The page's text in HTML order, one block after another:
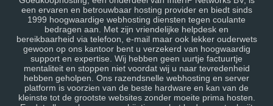
een ervaren en betrouwbaar hosting provider en biedt sinds
1999 hoogwaardige webhosting diensten tegen coulante
bedragen aan. Met zijn vriendelijke helpdesk en
bereikbaarheid via telefoon, e-mail maar ook lekker ouderwets
gewoon op ons kantoor bent u verzekerd van hoogwaardig
support en expertise. Wij hebben geen uurtje factuurtje
mentaliteit en stoppen niet voordat wij u naar tevredenheid
hebben geholpen. Ons razendsnelle webhosting en server
platform is voorzien van de beste hardware en kan van de
kleinste tot de grootste websites zonder moeite prima hosten.